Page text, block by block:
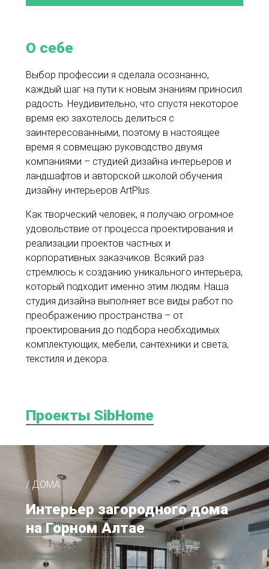
О себе
Выбор профессии я сделала осознанно,
каждый шаг на пути к новым знаниям приносил
радость. Неудивительно, что спустя некоторое
время ею захотелось делиться с
заинтересованными, поэтому в настоящее
время я совмещаю руководство двумя
компаниями – студией дизайна интерьеров и
ландшафтов и авторской школой обучения
дизайну интерьеров ArtPlus.
Как творческий человек, я получаю огромное
удовольствие от процесса проектирования и
реализации проектов частных и
корпоративных заказчиков. Всякий раз
стремлюсь к созданию уникального интерьера,
который подходит именно этим людям. Наша
студия дизайна выполняет все виды работ по
преображению пространства – от
проектирования до подбора необходимых
комплектующих, мебели, сантехники и света,
текстиля и декора.
Проекты SibHome
/ ДОМА
Интерьер загородного дома
на Горном Алтае